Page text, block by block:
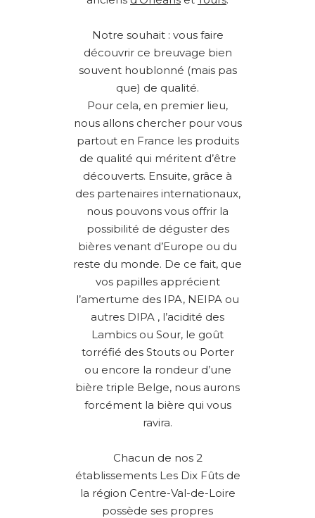
Notre souhait : vous faire
découvrir ce breuvage bien
souvent houblonné (mais pas
que) de qualité.
Pour cela, en premier lieu,
nous allons chercher pour vous
partout en France les produits
de qualité qui méritent d’être
découverts. Ensuite, grâce à
des partenaires internationaux,
nous pouvons vous offrir la
possibilité de déguster des
bières venant d’Europe ou du
reste du monde. De ce fait, que
vos papilles apprécient
l’amertume des IPA, NEIPA ou
autres DIPA , l’acidité des
Lambics ou Sour, le goût
torréfié des Stouts ou Porter
ou encore la rondeur d’une
bière triple Belge, nous aurons
forcément la bière qui vous
ravira.
Chacun de nos 2
établissements Les Dix Fûts de
la région Centre-Val-de-Loire
possède ses propres